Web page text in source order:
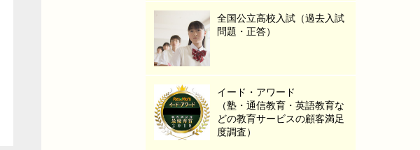
全国公立高校入試（過去入試
問題・正答）
イード・アワード
（塾・通信教育・英語教育な
どの教育サービスの顧客満足
度調査）